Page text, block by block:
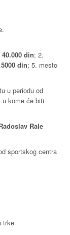
40.000 din; 2.
5000 din; 5. mesto
u periodu od
u kome će biti
Rale
sportskog centra
trke